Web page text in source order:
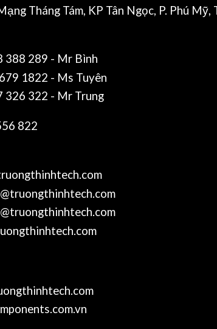
Tháng Tám, KP Tân Ngọc, P. Phú Mỹ,
388 289 - Mr Bình
1822 - Ms Tuyên
326 322 - Mr Trung
822